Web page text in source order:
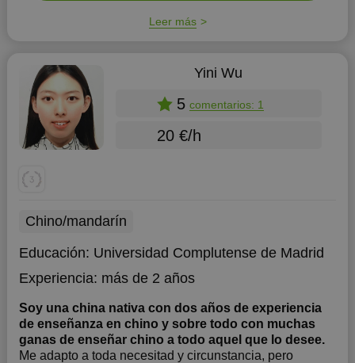
Leer más
Yini Wu
5 comentarios: 1
20 €/h
Chino/mandarín
Educación: Universidad Complutense de Madrid
Experiencia: más de 2 años
Soy una china nativa con dos años de experiencia
de enseñanza en chino y sobre todo con muchas
ganas de enseñar chino a todo aquel que lo desee.
Me adapto a toda necesitad y circunstancia, pero